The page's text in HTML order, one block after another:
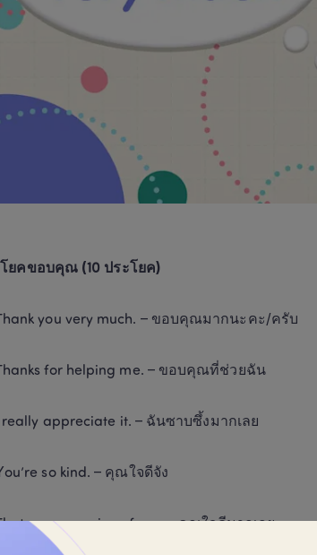
ยคขอบคุณ (10 ประโยค)
you very much. – ขอบคุณมากนะคะ/ครับ
for helping me. – ขอบคุณที่ช่วยฉัน
really appreciate it. – ฉันซาบซึ้งมากเลย
so kind. – คุณใจดีจัง
was very nice of you. – คุณใจดีมากเลย